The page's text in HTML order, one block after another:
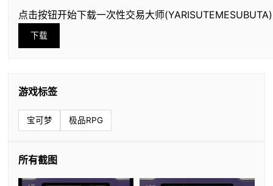
点击按钮开始下载一次性交易大师(YARISUTEMESUBUTA)
下载
游戏标签
宝可梦 极品RPG
所有截图